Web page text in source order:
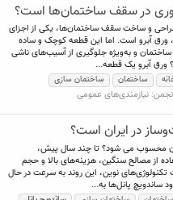
در سقف ساختمان‌ها است؟
و ساخت سقف ساختمان‌ها، یکی از اجزای
ورق آبرو است. اما این قطعه کوچک و ساده
و به‌ویژه جلوگیری از آسیب‌های ناشی
ورق آبرو یک قطعه...
ساختمان
ساختمان سازی
نیازمندی‌های عمومی
در ایران است؟
محسوب می شود؟ تا چند سال پیش،
از مصالح سنگین، هزینه‌های بالا و حجم
تکنولوژی‌های نوین، این روند به سرعت در حال
ساندویچ پانل‌ها به...